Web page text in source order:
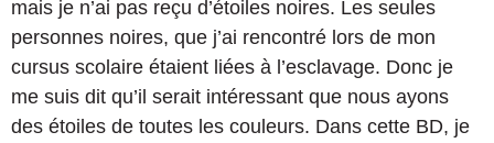
mais je n’ai pas reçu d’étoiles noires. Les seules
personnes noires, que j’ai rencontré lors de mon
cursus scolaire étaient liées à l’esclavage. Donc je
me suis dit qu’il serait intéressant que nous ayons
des étoiles de toutes les couleurs. Dans cette BD, je